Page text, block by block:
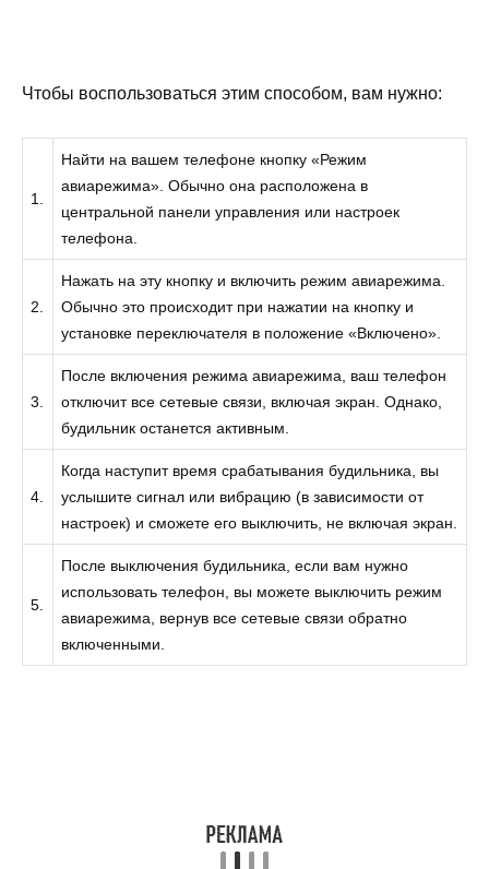
Чтобы воспользоваться этим способом, вам нужно:
1.
Найти на вашем телефоне кнопку «Режим
авиарежима». Обычно она расположена в
центральной панели управления или настроек
телефона.
2.
Нажать на эту кнопку и включить режим авиарежима.
Обычно это происходит при нажатии на кнопку и
установке переключателя в положение «Включено».
3.
После включения режима авиарежима, ваш телефон
отключит все сетевые связи, включая экран. Однако,
будильник останется активным.
4.
Когда наступит время срабатывания будильника, вы
услышите сигнал или вибрацию (в зависимости от
настроек) и сможете его выключить, не включая экран.
5.
После выключения будильника, если вам нужно
использовать телефон, вы можете выключить режим
авиарежима, вернув все сетевые связи обратно
включенными.